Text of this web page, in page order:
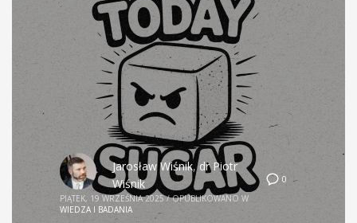
0
Jarosław Wiśnik,dr Piotr
Wiśnik
PIĄTEK, 19 WRZEŚNIA 2025 / OPUBLIKOWANO W
WIEDZA I BADANIA